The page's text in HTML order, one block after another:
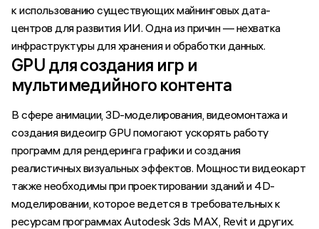
к использованию существующих майнинговых дата-
центров для развития ИИ. Одна из причин — нехватка
инфраструктуры для хранения и обработки данных.
GPU для создания игр и
мультимедийного контента
В сфере анимации, 3D-моделирования, видеомонтажа и
создания видеоигр GPU помогают ускорять работу
программ для рендеринга графики и создания
реалистичных визуальных эффектов. Мощности видеокарт
также необходимы при проектировании зданий и 4D-
моделировании, которое ведется в требовательных к
ресурсам программах Autodesk 3ds MAX, Revit и других.